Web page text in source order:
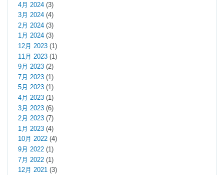
4月 2024 (3)
3月 2024 (4)
2月 2024 (3)
1月 2024 (3)
12月 2023 (1)
11月 2023 (1)
9月 2023 (2)
7月 2023 (1)
5月 2023 (1)
4月 2023 (1)
3月 2023 (6)
2月 2023 (7)
1月 2023 (4)
10月 2022 (4)
9月 2022 (1)
7月 2022 (1)
12月 2021 (3)